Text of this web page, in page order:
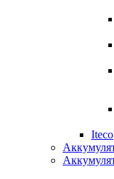
Iteco